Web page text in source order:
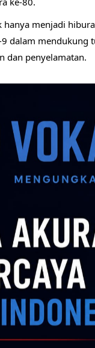
hanya menjadi
dalam mendukung
dan penyelamatan.